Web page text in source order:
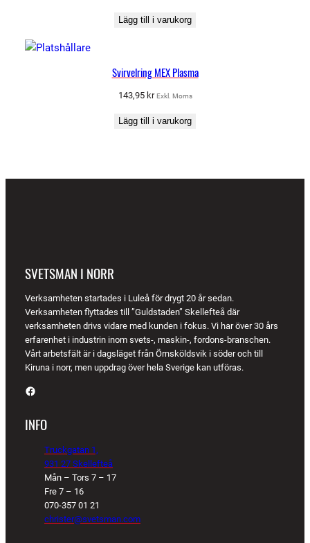
Lägg till i varukorg
Svirvelring MEX Plasma
143,95 kr Exkl. Moms
Lägg till i varukorg
SVETSMAN I NORR
Verksamheten startades i Luleå för drygt 20 år sedan.
Verksamheten flyttades till ”Guldstaden” Skellefteå där
verksamheten drivs vidare med kunden i fokus. Vi har över 30 års
erfarenhet i industrin inom svets-, maskin-, fordons-branschen.
Vårt arbetsfält är i dagsläget från Örnsköldsvik i söder och till
Kiruna i norr, men uppdrag över hela Sverige kan utföras.
Facebook
INFO
Truckgatan 1,
931 27 Skellefteå
Mån – Tors 7 – 17
Fre 7 – 16
070-357 01 21
christer@svetsman.com